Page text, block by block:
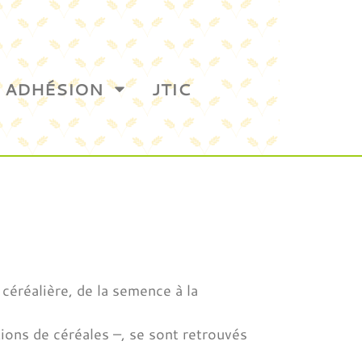
ADHÉSION JTIC
de la semence à la
de céréales –, se sont retrouvés